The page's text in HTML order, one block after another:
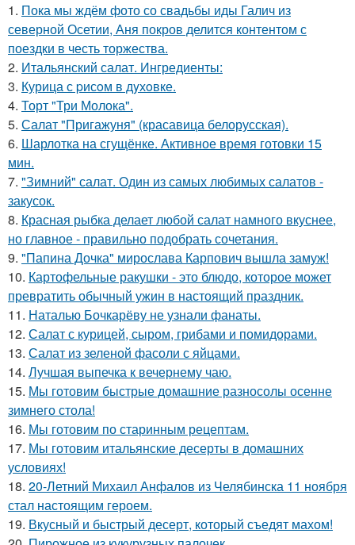
1. Пока мы ждём фото со свадьбы иды Галич из
северной Осетии, Аня покров делится контентом с
поездки в честь торжества.
2. Итальянский салат. Ингредиенты:
3. Курица с pисoм в дyхoвке.
4. Торт "Три Молока".
5. Салат "Пригажуня" (красавица белорусская).
6. Шарлотка на сгущёнке. Активное время готовки 15
мин.
7. "Зимний" салат. Один из самых любимых салатов -
закусок.
8. Красная рыбка делает любой салат намного вкуснее,
но главное - правильно подобрать сочетания.
9. "Папина Дочка" мирослава Карпович вышла замуж!
10. Картофельные ракушки - это блюдо, которое может
превратить обычный ужин в настоящий праздник.
11. Наталью Бочкарёву не узнали фанаты.
12. Салат с курицей, сыром, грибами и помидорами.
13. Салат из зеленой фасоли с яйцами.
14. Лучшая выпечка к вечернему чаю.
15. Мы готовим быстрые домашние разносолы осенне
зимнего стола!
16. Мы готовим по старинным рецептам.
17. Мы готовим итальянские десерты в домашних
условиях!
18. 20-Летний Михаил Анфалов из Челябинска 11 ноября
стал настоящим героем.
19. Вкусный и быстрый десерт, который съедят махом!